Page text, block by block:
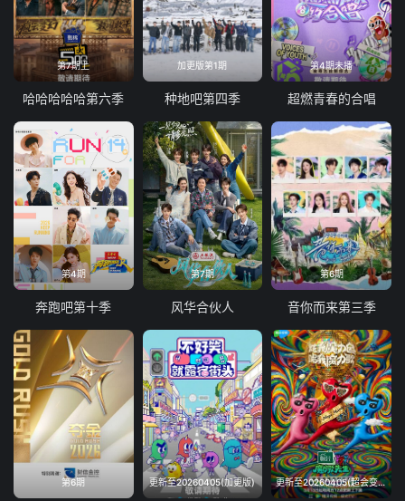
第7期上
哈哈哈哈哈第六季
加更版第1期
种地吧第四季
第4期未播
超燃青春的合唱
第4期
奔跑吧第十季
第7期
风华合伙人
第6期
音你而来第三季
第6期 更新至20260405(加更版) 更新至20260405(超会变第4期)